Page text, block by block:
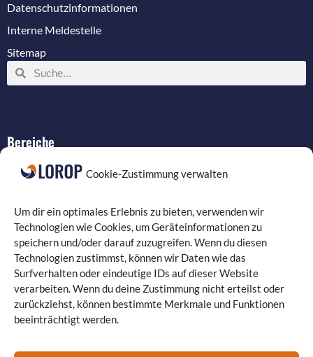
Cookie-Zustimmung verwalten
Um dir ein optimales Erlebnis zu bieten, verwenden wir
Technologien wie Cookies, um Geräteinformationen zu
speichern und/oder darauf zuzugreifen. Wenn du diesen
Technologien zustimmst, können wir Daten wie das
Surfverhalten oder eindeutige IDs auf dieser Website
verarbeiten. Wenn du deine Zustimmung nicht erteilst oder
zurückziehst, können bestimmte Merkmale und Funktionen
beeinträchtigt werden.
030 330 96 26 0| Fax: 030 330 96 26 29kontakt@lorop.de
Bereiche
Verkabelung
Compliance
Programmierung
Datenschutzinformationen
Interne Meldestelle
Sitemap